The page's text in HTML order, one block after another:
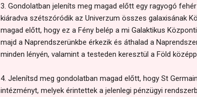
3. Gondolatban jeleníts meg magad előtt egy ragyogó
kiáradva szétszóródik az Univerzum összes galaxisának
magad előtt, hogy ez a Fény belép a mi Galaktikus
majd a Naprendszerünkbe érkezik és áthalad a
minden lényén, valamint a testeden keresztül a Föld
4. Jelenítsd meg gondolatban magad előtt, hogy St
intézményt, melyek érintettek a jelenlegi pénzügyi